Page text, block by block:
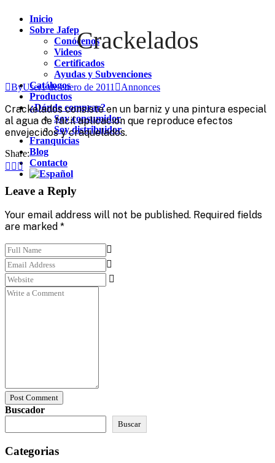
Inicio
Sobre Jafep
Conócenos
Videos
Certificados
Ayudas y Subvenciones
Catálogos
Productos
¿Dónde comprar?
Soy consumidor
Soy distribuidor
Franquicias
Blog
Contacto
Crackelados
ByUser1 de enero de 2011 Annonces
Crackelados consiste en un barniz y una pintura especial
al agua de fácil aplicación que reproduce efectos
envejecidos y craquelados.
Share:
Leave a Reply
Your email address will not be published. Required fields
are marked *
Post Comment
Buscador
Buscar
Categorias